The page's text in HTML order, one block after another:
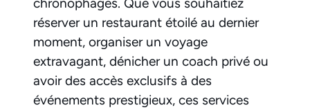
réserver un restaurant étoilé au dernier
moment, organiser un voyage
extravagant, dénicher un coach privé ou
avoir des accès exclusifs à des
événements prestigieux, ces services